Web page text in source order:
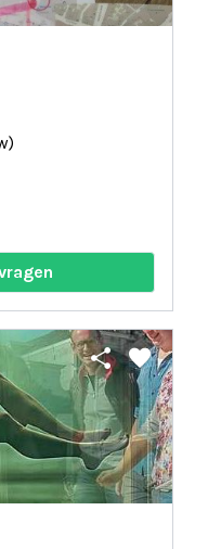
share favorite